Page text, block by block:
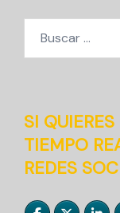
SI
TIEMPO
REDES